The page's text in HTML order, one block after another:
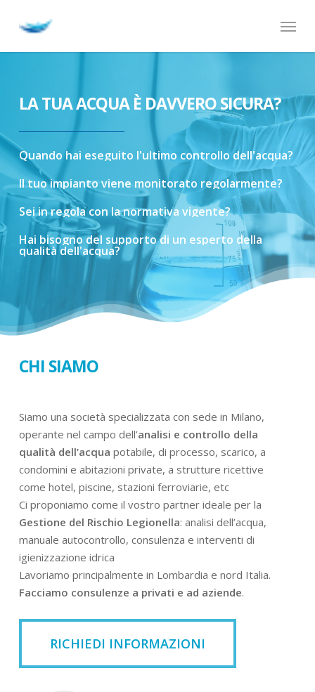
Menu
LA TUA ACQUA È DAVVERO SICURA?
Quando hai eseguito l'ultimo controllo dell'acqua?
Il tuoimpianto viene monitorato regolarmente?
Seiinregola con lanormativa vigente?
Hai bisognodel supportodi un esperto della
qualitàdell'acqua?
CHI SIAMO
Siamo una società specializzata con sede in Milano,
operante nel campo dell’analisi e controllo della
qualità dell’acqua potabile, di processo, scarico, a
condomini e abitazioni private, a strutture ricettive
come hotel, piscine, stazioni ferroviarie, etc
Ci proponiamo come il vostro partner ideale per la
Gestione del Rischio Legionella: analisi dell’acqua,
manuale autocontrollo, consulenza e interventi di
igienizzazione idrica
Lavoriamo principalmente in Lombardia e nord Italia.
Facciamo consulenze a privati e ad aziende.
RICHIEDI INFORMAZIONI